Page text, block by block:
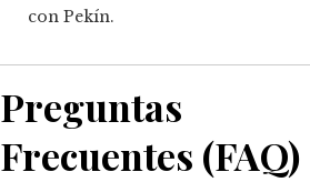
con Pekín.
Preguntas
Frecuentes (FAQ)